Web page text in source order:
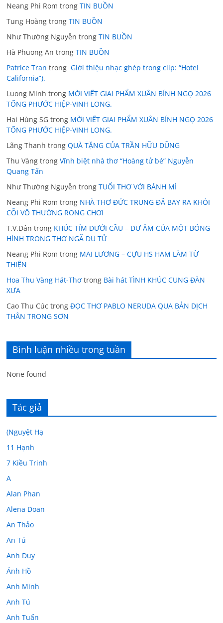
Neang Phi Rom trongTIN BUỒN
Tung Hoàng trongTIN BUỒN
Như Thường Nguyễn trongTIN BUỒN
Hà Phuong An trongTIN BUỒN
Patrice Tran trong Giới thiệu nhạc ghép trong clip: “Hotel
California”).
Luong Minh trong MỜI VIẾT GIAI PHẨM XUÂN BÍNH NGỌ 2026
TỐNG PHƯỚC HIỆP-VINH LONG.
Hai Hùng SG trong MỜI VIẾT GIAI PHẨM XUÂN BÍNH NGỌ 2026
TỐNG PHƯỚC HIỆP-VINH LONG.
Lãng Thanh trongQUÀ TẶNG CỦA TRẦN HỮU DŨNG
Thu Vàng trongVĩnh biệt nhà thơ “Hoàng tử bé” Nguyễn
Quang Tấn
Như Thường Nguyễn trongTUỔI THƠ VỚI BÁNH MÌ
Neang Phi Rom trong NHÀ THƠ ĐỨC TRUNG ĐÃ BAY RA KHỎI
CÕI VÔ THƯỜNG RONG CHƠI
T.V.Dân trong KHÚC TÍM DƯỚI CẦU – DƯ ÂM CỦA MỘT BÓNG
HÌNH TRONG THƠ NGÃ DU TỬ
Neang Phi Rom trong MAI LƯƠNG – CỰU HS HAM LÀM TỪ
THIỆN
Hoa Thu Vàng Hát-Thơ trong Bài hát TÌNH KHÚC CUNG ĐÀN
XƯA
Cao Thu Cúc trongĐỌC THƠ PABLO NERUDA QUA BẢN DỊCH
THÂN TRONG SƠN
Bình luận nhiều trong tuần
None found
Tác giả
(Nguyệt Hạ
11 Hạnh
7 Kiều Trinh
A
Alan Phan
Alena Doan
An Thảo
An Tú
Anh Duy
Ánh Hồ
Anh Minh
Anh Tú
Anh Tuấn